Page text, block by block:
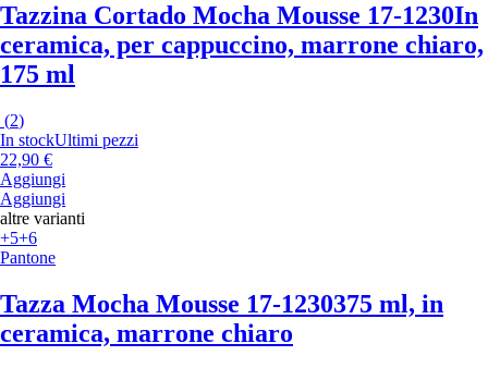
Tazzina Cortado Mocha Mousse 17-1230In
ceramica, per cappuccino, marrone chiaro,
175 ml
(2)
In stockUltimi pezzi
22,90 €
Aggiungi
Aggiungi
altre varianti
+5+6
Pantone
Tazza Mocha Mousse 17-1230375 ml, in
ceramica, marrone chiaro